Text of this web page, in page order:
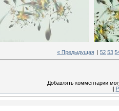
« Предыдущая 52 53
Добавлять комментарии
[